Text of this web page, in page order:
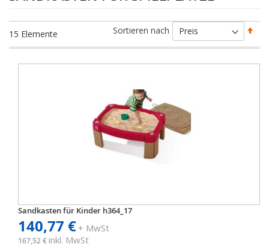
15 Elemente Sortieren nach
Sandkasten für Kinder h364_17
140,77 €+ MwSt
167,52 € inkl. MwSt